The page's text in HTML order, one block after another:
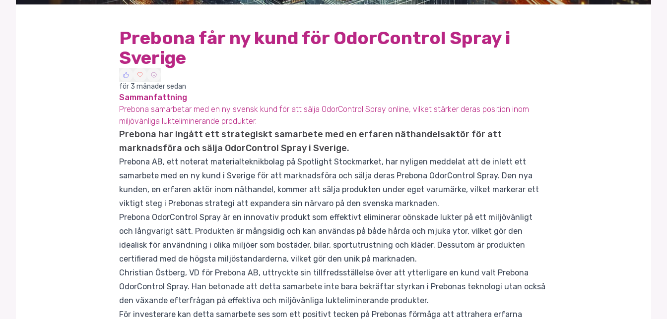
Prebona får ny kund för OdorControl Spray i
Sverige
för 3 månader sedan
Sammanfattning
Prebona samarbetar med en ny svensk kund för att sälja OdorControl Spray online, vilket stärker deras position inom
miljövänliga lukteliminerande produkter.
Prebona har ingått ett strategiskt samarbete med en erfaren näthandelsaktör för att
marknadsföra och sälja OdorControl Spray i Sverige.
Prebona AB, ett noterat materialteknikbolag på Spotlight Stockmarket, har nyligen meddelat att de inlett ett
samarbete med en ny kund i Sverige för att marknadsföra och sälja deras Prebona OdorControl Spray. Den nya
kunden, en erfaren aktör inom näthandel, kommer att sälja produkten under eget varumärke, vilket markerar ett
viktigt steg i Prebonas strategi att expandera sin närvaro på den svenska marknaden.
Prebona OdorControl Spray är en innovativ produkt som effektivt eliminerar oönskade lukter på ett miljövänligt
och långvarigt sätt. Produkten är mångsidig och kan användas på både hårda och mjuka ytor, vilket gör den
idealisk för användning i olika miljöer som bostäder, bilar, sportutrustning och kläder. Dessutom är produkten
certifierad med de högsta miljöstandarderna, vilket gör den unik på marknaden.
Christian Östberg, VD för Prebona AB, uttryckte sin tillfredsställelse över att ytterligare en kund valt Prebona
OdorControl Spray. Han betonade att detta samarbete inte bara bekräftar styrkan i Prebonas teknologi utan också
den växande efterfrågan på effektiva och miljövänliga lukteliminerande produkter.
För investerare kan detta samarbete ses som ett positivt tecken på Prebonas förmåga att attrahera erfarna